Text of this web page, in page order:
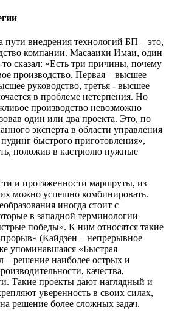
пути внедрения технологий БП – это,
компании. Масааики Имаи, один
сказал: «Есть три причины, почему
производство. Первая – высшее
руководство, третья - высшее
в проблеме нетерпения. Но
производство невозможно
один или два проекта. Это, по
эксперта в области управления
быстрого приготовления»,
положив в кастрюлю нужные
и протяженности маршруты, из
можно успешно комбинировать.
иногда стоит с
в западной терминологии
победы». К ним относятся такие
(Кайдзен – непрерывное
упоминавшаяся «Быстрая
– решение наиболее острых и
качества,
Такие проекты дают наглядный и
уверенность в своих силах,
решение более сложных задач.